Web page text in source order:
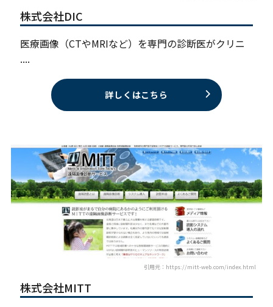
株式会社DIC
医療画像（CTやMRIなど）を専門の診断医がクリニ
....
詳しくはこちら
引用元：https://mitt-web.com/index.html
株式会社MITT